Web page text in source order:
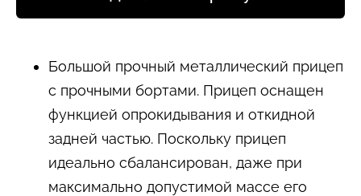
Большой прочный металлический прицеп
с прочными бортами. Прицеп оснащен
функцией опрокидывания и откидной
задней частью. Поскольку прицеп
идеально сбалансирован, даже при
максимально допустимой массе его